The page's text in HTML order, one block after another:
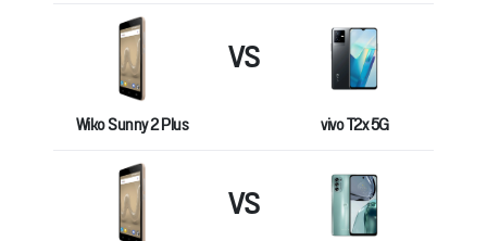
Wiko Sunny 2 Plus
VS
vivo T2x 5G
VS